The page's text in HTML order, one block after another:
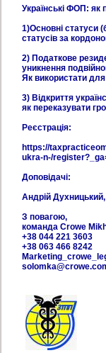
Українські ФОП: як
1)Основні статуси
статусів за
2) Податкове
уникнення
Як використати
3) Відкриття
як переказувати
Реєстрація:
https://
ukra-n-/
Доповідачі:
Андрій
З повагою,
команда Crowe
+38 044 221 3603
+38 063 466 8242